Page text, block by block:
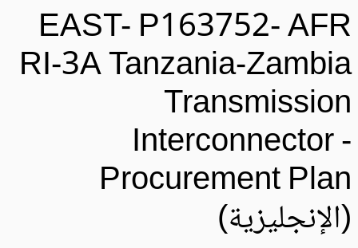
EAST- P163752-
RI-3A Tanzania-
Interconnector
Procurement